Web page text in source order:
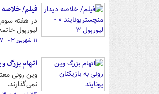
فیلم/ خلاصه
در هفته سوم
لیورپول
۱۱ شهریور ۰۳ - ۲۰:۵۷
اتهام بزرگ
نمی‌گذارند.